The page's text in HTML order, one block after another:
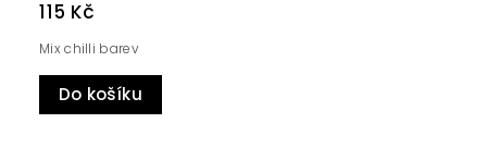
115 Kč
Do košíku
Mix chilli barev